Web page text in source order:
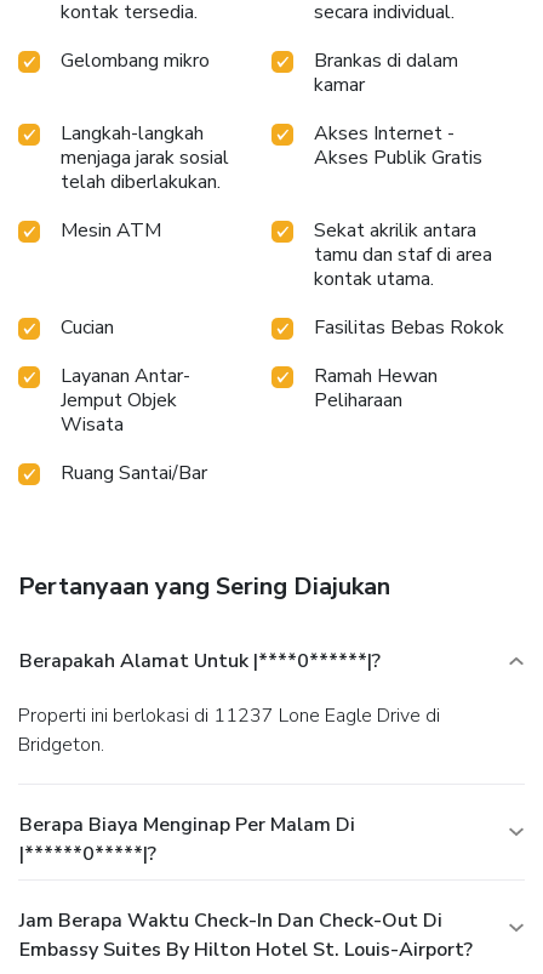
kontak tersedia.
secara individual.
Gelombang mikro
Brankas di dalam
kamar
Langkah-langkah
menjaga jarak sosial
telah diberlakukan.
Akses Internet -
Akses Publik Gratis
Mesin ATM
Sekat akrilik antara
tamu dan staf di area
kontak utama.
Cucian
Fasilitas Bebas Rokok
Layanan Antar-
Jemput Objek
Wisata
Ramah Hewan
Peliharaan
Ruang Santai/Bar
Pertanyaan yang Sering Diajukan
Berapakah Alamat Untuk |****0******|?
Properti ini berlokasi di 11237 Lone Eagle Drive di
Bridgeton.
Berapa Biaya Menginap Per Malam Di
|******0*****|?
Jam Berapa Waktu Check-In Dan Check-Out Di
Embassy Suites By Hilton Hotel St. Louis-Airport?